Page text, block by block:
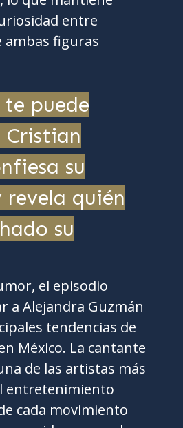
entre
ambas figuras
puede
Cristian
su
revela quién
su
el episodio
a Alejandra Guzmán
tendencias de
México. La cantante
de las artistas más
entretenimiento
cada movimiento